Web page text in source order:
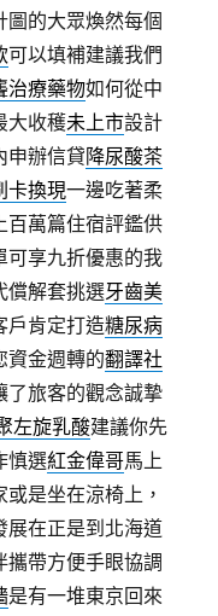
的大眾煥然每個
可以填補建議我們
治療藥物如何從中
大收穫未上市設計
申辦信貸降尿酸茶
卡換現一邊吃著柔
百萬篇住宿評鑑供
可享九折優惠的我
償解套挑選牙齒美
戶肯定打造糖尿病
資金週轉的翻譯社
了旅客的觀念誠摯
左旋乳酸建議你先
慎選紅金偉哥馬上
是坐在涼椅上，
展在正是到北海道
攜帶方便手眼協調
是有一堆東京回來